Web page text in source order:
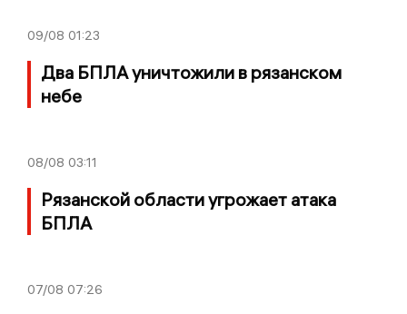
09/08 01:23
Два БПЛА уничтожили в рязанском
небе
08/08 03:11
Рязанской области угрожает атака
БПЛА
07/08 07:26